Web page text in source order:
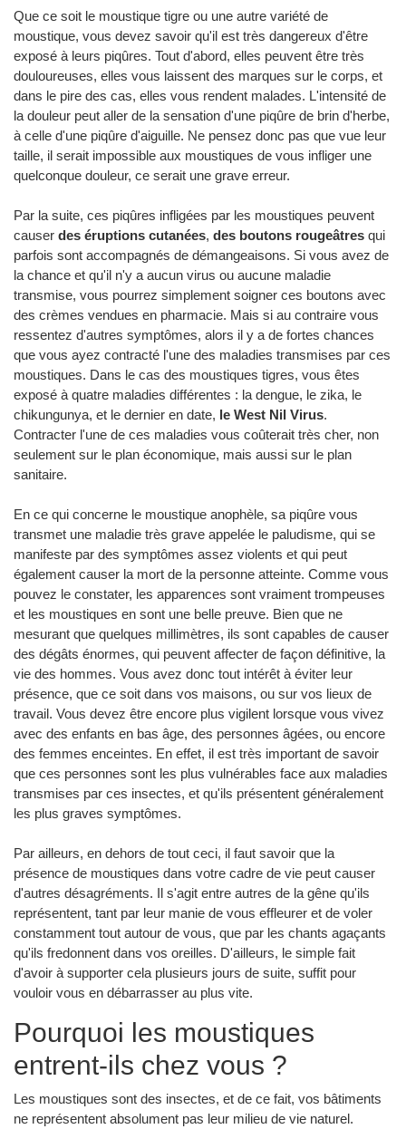
Que ce soit le moustique tigre ou une autre variété de
moustique, vous devez savoir qu'il est très dangereux d'être
exposé à leurs piqûres. Tout d'abord, elles peuvent être très
douloureuses, elles vous laissent des marques sur le corps, et
dans le pire des cas, elles vous rendent malades. L'intensité de
la douleur peut aller de la sensation d'une piqûre de brin d'herbe,
à celle d'une piqûre d'aiguille. Ne pensez donc pas que vue leur
taille, il serait impossible aux moustiques de vous infliger une
quelconque douleur, ce serait une grave erreur.
Par la suite, ces piqûres infligées par les moustiques peuvent
causer des éruptions cutanées, des boutons rougeâtres qui
parfois sont accompagnés de démangeaisons. Si vous avez de
la chance et qu'il n'y a aucun virus ou aucune maladie
transmise, vous pourrez simplement soigner ces boutons avec
des crèmes vendues en pharmacie. Mais si au contraire vous
ressentez d'autres symptômes, alors il y a de fortes chances
que vous ayez contracté l'une des maladies transmises par ces
moustiques. Dans le cas des moustiques tigres, vous êtes
exposé à quatre maladies différentes : la dengue, le zika, le
chikungunya, et le dernier en date, le West Nil Virus.
Contracter l'une de ces maladies vous coûterait très cher, non
seulement sur le plan économique, mais aussi sur le plan
sanitaire.
En ce qui concerne le moustique anophèle, sa piqûre vous
transmet une maladie très grave appelée le paludisme, qui se
manifeste par des symptômes assez violents et qui peut
également causer la mort de la personne atteinte. Comme vous
pouvez le constater, les apparences sont vraiment trompeuses
et les moustiques en sont une belle preuve. Bien que ne
mesurant que quelques millimètres, ils sont capables de causer
des dégâts énormes, qui peuvent affecter de façon définitive, la
vie des hommes. Vous avez donc tout intérêt à éviter leur
présence, que ce soit dans vos maisons, ou sur vos lieux de
travail. Vous devez être encore plus vigilent lorsque vous vivez
avec des enfants en bas âge, des personnes âgées, ou encore
des femmes enceintes. En effet, il est très important de savoir
que ces personnes sont les plus vulnérables face aux maladies
transmises par ces insectes, et qu'ils présentent généralement
les plus graves symptômes.
Par ailleurs, en dehors de tout ceci, il faut savoir que la
présence de moustiques dans votre cadre de vie peut causer
d'autres désagréments. Il s'agit entre autres de la gêne qu'ils
représentent, tant par leur manie de vous effleurer et de voler
constamment tout autour de vous, que par les chants agaçants
qu'ils fredonnent dans vos oreilles. D'ailleurs, le simple fait
d'avoir à supporter cela plusieurs jours de suite, suffit pour
vouloir vous en débarrasser au plus vite.
Pourquoi les moustiques
entrent-ils chez vous ?
Les moustiques sont des insectes, et de ce fait, vos bâtiments
ne représentent absolument pas leur milieu de vie naturel.